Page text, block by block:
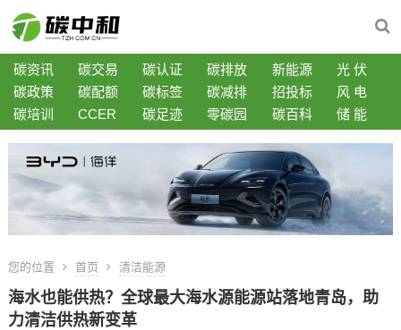
碳资讯 碳交易 碳认证 碳排放 新能源
光 伏
碳政策
碳配额 碳标签 碳减排 招投标
风 电
碳培训
CCER 碳足迹 零碳园 碳百科 储 能
您的位置 首页 清洁能源
海水也能供热？全球最大海水源能源站落地青岛，助
力清洁供热新变革